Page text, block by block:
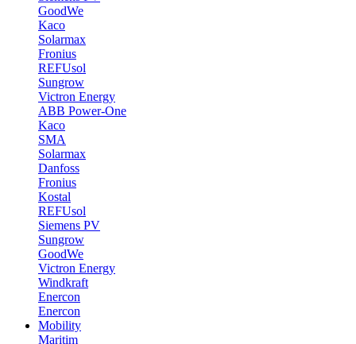
GoodWe
Kaco
Solarmax
Fronius
REFUsol
Sungrow
Victron Energy
ABB Power-One
Kaco
SMA
Solarmax
Danfoss
Fronius
Kostal
REFUsol
Siemens PV
Sungrow
GoodWe
Victron Energy
Windkraft
Enercon
Enercon
Mobility
Maritim